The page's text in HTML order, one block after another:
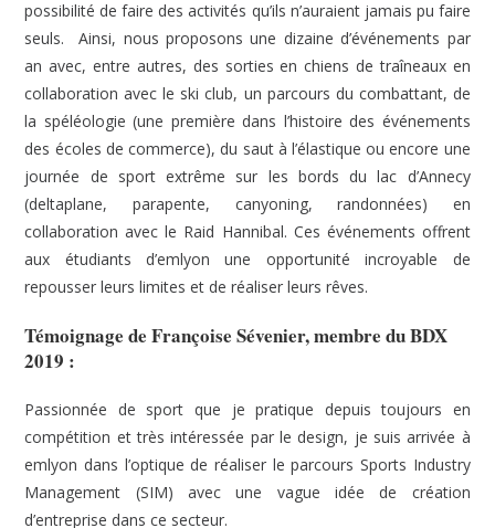
possibilité de faire des activités qu’ils n’auraient jamais pu faire
seuls. Ainsi, nous proposons une dizaine d’événements par
an avec, entre autres, des sorties en chiens de traîneaux en
collaboration avec le ski club, un parcours du combattant, de
la spéléologie (une première dans l’histoire des événements
des écoles de commerce), du saut à l’élastique ou encore une
journée de sport extrême sur les bords du lac d’Annecy
(deltaplane, parapente, canyoning, randonnées) en
collaboration avec le Raid Hannibal. Ces événements offrent
aux étudiants d’emlyon une opportunité incroyable de
repousser leurs limites et de réaliser leurs rêves.
Témoignage de Françoise Sévenier, membre du BDX
2019 :
Passionnée de sport que je pratique depuis toujours en
compétition et très intéressée par le design, je suis arrivée à
emlyon dans l’optique de réaliser le parcours Sports Industry
Management (SIM) avec une vague idée de création
d’entreprise dans ce secteur.